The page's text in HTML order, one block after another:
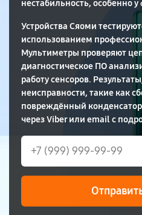
нестабильность, особенно
Устройства Сяоми
использованием
Мультиметры проверяют
диагностическое ПО
работу сенсоров.
неисправности, такие как
повреждённый
через Viber или email с